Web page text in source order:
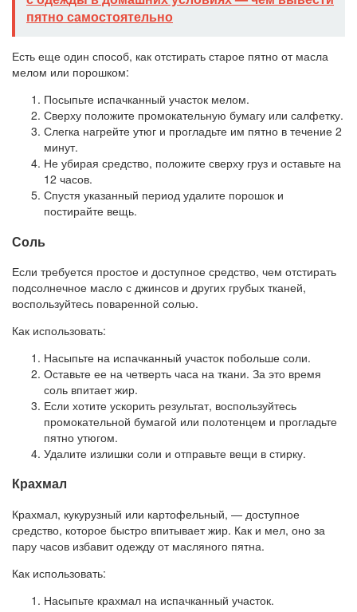
пятно самостоятельно
Есть еще один способ, как отстирать старое пятно от масла
мелом или порошком:
Посыпьте испачканный участок мелом.
Сверху положите промокательную бумагу или салфетку.
Слегка нагрейте утюг и прогладьте им пятно в течение 2
минут.
Не убирая средство, положите сверху груз и оставьте на
12 часов.
Спустя указанный период удалите порошок и
постирайте вещь.
Соль
Если требуется простое и доступное средство, чем отстирать
подсолнечное масло с джинсов и других грубых тканей,
воспользуйтесь поваренной солью.
Как использовать:
Насыпьте на испачканный участок побольше соли.
Оставьте ее на четверть часа на ткани. За это время
соль впитает жир.
Если хотите ускорить результат, воспользуйтесь
промокательной бумагой или полотенцем и прогладьте
пятно утюгом.
Удалите излишки соли и отправьте вещи в стирку.
Крахмал
Крахмал, кукурузный или картофельный, — доступное
средство, которое быстро впитывает жир. Как и мел, оно за
пару часов избавит одежду от масляного пятна.
Как использовать:
Насыпьте крахмал на испачканный участок.